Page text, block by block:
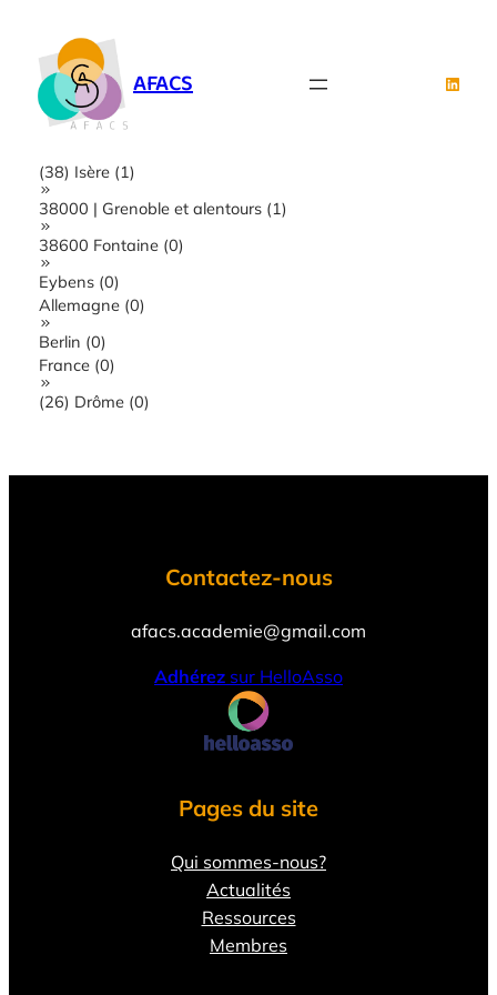
contenu
AFACS
(38) Isère (1)
38000 | Grenoble et alentours (1)
38600 Fontaine (0)
Eybens (0)
Allemagne (0)
Berlin (0)
France (0)
(26) Drôme (0)
Contactez-nous
afacs.academie@gmail.com
Adhérez sur HelloAsso
Pages du site
Qui sommes-nous?
Actualités
Ressources
Membres